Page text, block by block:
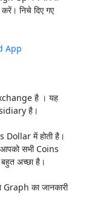
निचे दिए गए
App
है । यह
है।
Dollar में होती है।
आपको सभी Coins
अच्छा है।
का जानकारी